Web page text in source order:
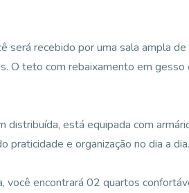
será recebido por uma sala ampla
O teto com rebaixamento em
distribuída, está equipada com
praticidade e organização no dia a dia.
você encontrará 02 quartos